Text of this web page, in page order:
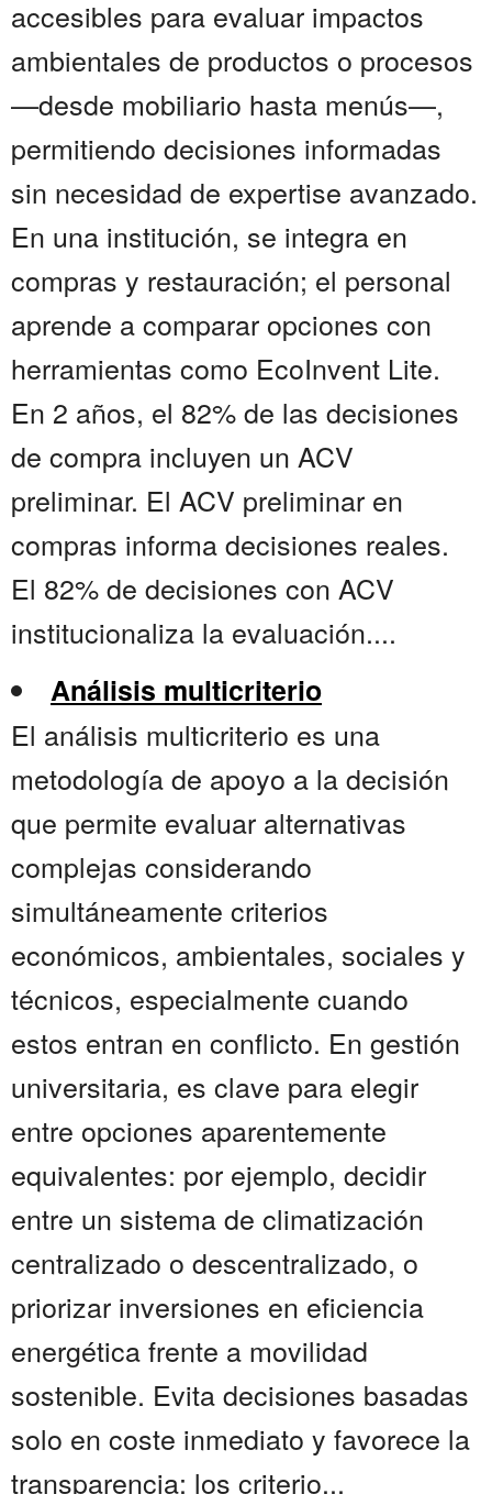
accesibles para evaluar impactos
ambientales de productos o procesos
—desde mobiliario hasta menús—,
permitiendo decisiones informadas
sin necesidad de expertise avanzado.
En una institución, se integra en
compras y restauración; el personal
aprende a comparar opciones con
herramientas como EcoInvent Lite.
En 2 años, el 82% de las decisiones
de compra incluyen un ACV
preliminar. El ACV preliminar en
compras informa decisiones reales.
El 82% de decisiones con ACV
institucionaliza la evaluación....
Análisis multicriterio
El análisis multicriterio es una
metodología de apoyo a la decisión
que permite evaluar alternativas
complejas considerando
simultáneamente criterios
económicos, ambientales, sociales y
técnicos, especialmente cuando
estos entran en conflicto. En gestión
universitaria, es clave para elegir
entre opciones aparentemente
equivalentes: por ejemplo, decidir
entre un sistema de climatización
centralizado o descentralizado, o
priorizar inversiones en eficiencia
energética frente a movilidad
sostenible. Evita decisiones basadas
solo en coste inmediato y favorece la
transparencia: los criterio...